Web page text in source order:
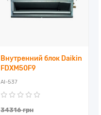
Внутренний блок Daikin
FDXM50F9
AI-537
34316 грн